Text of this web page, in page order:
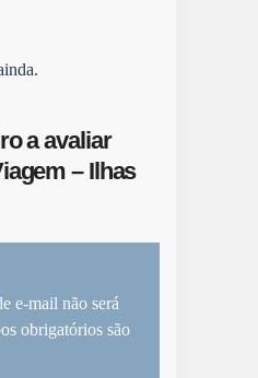
a avaliar
– Ilhas
e-mail não será
obrigatórios são